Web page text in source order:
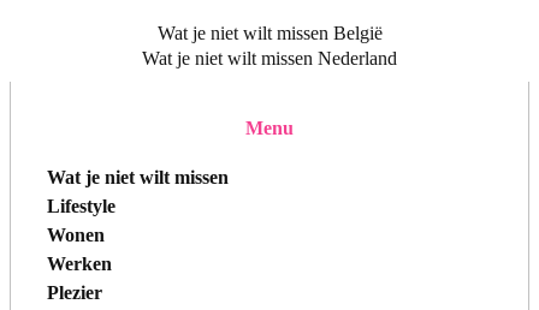
Wat je niet wilt missen België
Wat je niet wilt missen Nederland
Menu
Wat je niet wilt missen
Lifestyle
Wonen
Werken
Plezier